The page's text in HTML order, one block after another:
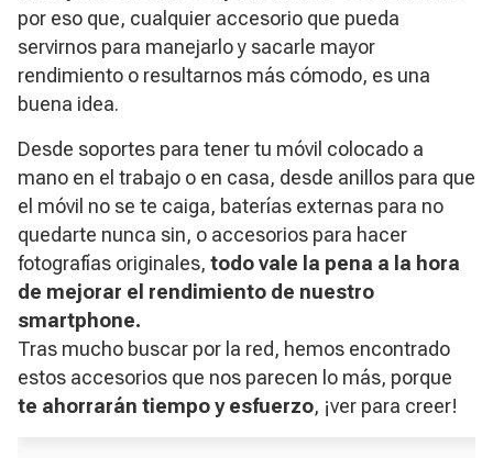
por eso que, cualquier accesorio que pueda
servirnos para manejarlo y sacarle mayor
rendimiento o resultarnos más cómodo, es una
buena idea.
Desde soportes para tener tu móvil colocado a
mano en el trabajo o en casa, desde anillos para que
el móvil no se te caiga, baterías externas para no
quedarte nunca sin, o accesorios para hacer
fotografías originales, todo vale la pena a la hora
de mejorar el rendimiento de nuestro
smartphone.
Tras mucho buscar por la red, hemos encontrado
estos accesorios que nos parecen lo más, porque
te ahorrarán tiempo y esfuerzo, ¡ver para creer!